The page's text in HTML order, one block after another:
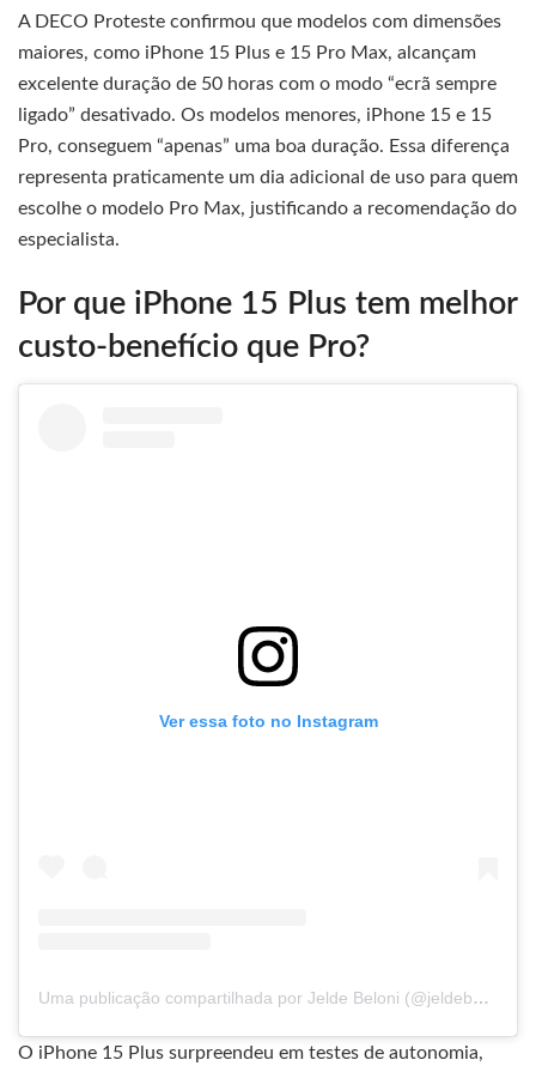
A DECO Proteste confirmou que modelos com dimensões
maiores, como iPhone 15 Plus e 15 Pro Max, alcançam
excelente duração de 50 horas com o modo “ecrã sempre
ligado” desativado. Os modelos menores, iPhone 15 e 15
Pro, conseguem “apenas” uma boa duração. Essa diferença
representa praticamente um dia adicional de uso para quem
escolhe o modelo Pro Max, justificando a recomendação do
especialista.
Por que iPhone 15 Plus tem melhor
custo-benefício que Pro?
Ver essa foto no Instagram
Uma publicação compartilhada por Jelde Beloni (@jeldebeloni)
O iPhone 15 Plus surpreendeu em testes de autonomia,